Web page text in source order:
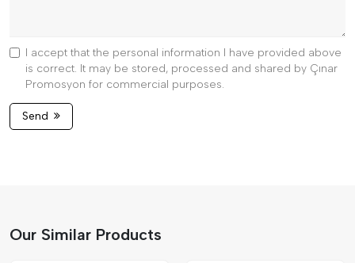
I accept that the personal information I have provided above
is correct. It may be stored, processed and shared by Çınar
Promosyon for commercial purposes.
Send
Our Similar Products